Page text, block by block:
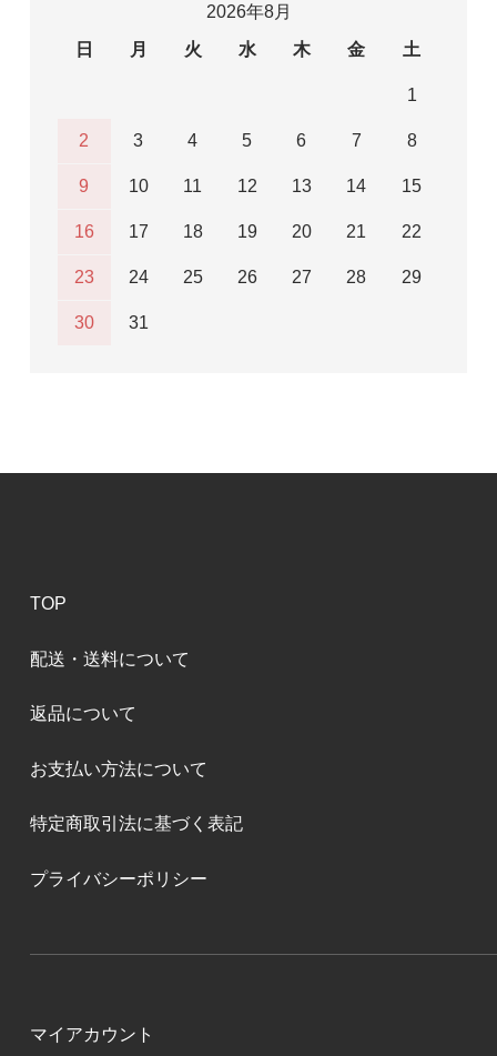
2026年8月
日
月 火 水 木 金 土
1
2 3 4 5 6 7 8
9 10 11 12 13 14 15
16 17 18 19 20 21 22
23 24 25 26 27 28 29
30 31
TOP
配送・送料について
返品について
お支払い方法について
特定商取引法に基づく表記
プライバシーポリシー
マイアカウント